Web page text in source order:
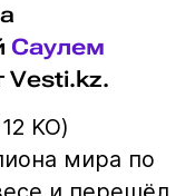
Саулем
Vesti.kz.
KO)
мира по